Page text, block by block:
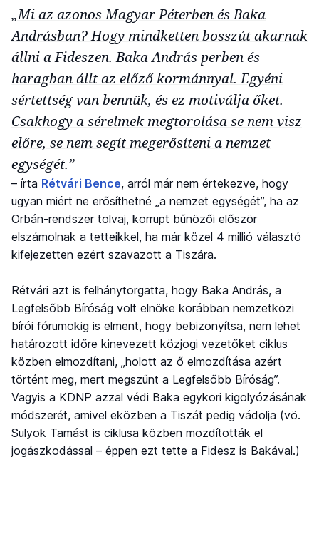
„Mi az azonos Magyar Péterben és Baka
Andrásban? Hogy mindketten bosszút akarnak
állni a Fideszen. Baka András perben és
haragban állt az előző kormánnyal. Egyéni
sértettség van bennük, és ez motiválja őket.
Csakhogy a sérelmek megtorolása se nem visz
előre, se nem segít megerősíteni a nemzet
egységét.”
– írta Rétvári Bence, arról már nem értekezve, hogy
ugyan miért ne erősíthetné „a nemzet egységét”, ha az
Orbán-rendszer tolvaj, korrupt bűnözői először
elszámolnak a tetteikkel, ha már közel 4 millió választó
kifejezetten ezért szavazott a Tiszára.
Rétvári azt is felhánytorgatta, hogy Baka András, a
Legfelsőbb Bíróság volt elnöke korábban nemzetközi
bírói fórumokig is elment, hogy bebizonyítsa, nem lehet
határozott időre kinevezett közjogi vezetőket ciklus
közben elmozdítani, „holott az ő elmozdítása azért
történt meg, mert megszűnt a Legfelsőbb Bíróság”.
Vagyis a KDNP azzal védi Baka egykori kigolyózásának
módszerét, amivel eközben a Tiszát pedig vádolja (vö.
Sulyok Tamást is ciklusa közben mozdították el
jogászkodással – éppen ezt tette a Fidesz is Bakával.)